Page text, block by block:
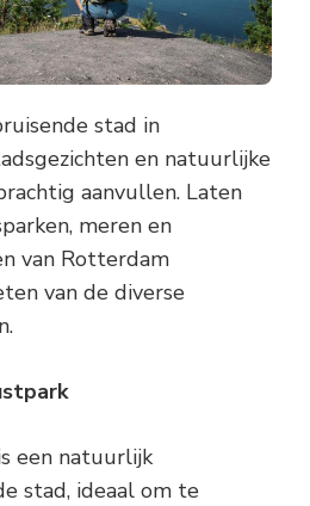
stad in
en natuurlijke
aanvullen. Laten
meren en
van Rotterdam
van de diverse
een natuurlijk
stad, ideaal om te